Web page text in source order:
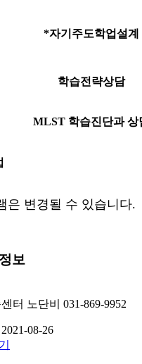
*자기주도학업설계
학습전략상담
MLST 학습진단과 상
은 변경될 수 있습니다.
보
터 노단비 031-869-9952
2021-08-26